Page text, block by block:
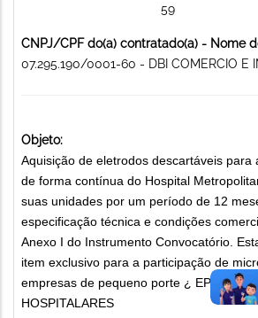
59
CNPJ/CPF do(a) contratado(a) - Nome
07.295.190/0001-60 - DBI COMERCIO E
Objeto:
Aquisição de eletrodos descartáveis para
de forma contínua do Hospital
suas unidades por um período de 12
especificação técnica e condições
Anexo I do Instrumento Convocatório.
item exclusivo para a participação de
empresas de pequeno porte ¿ EPP.
HOSPITALARES